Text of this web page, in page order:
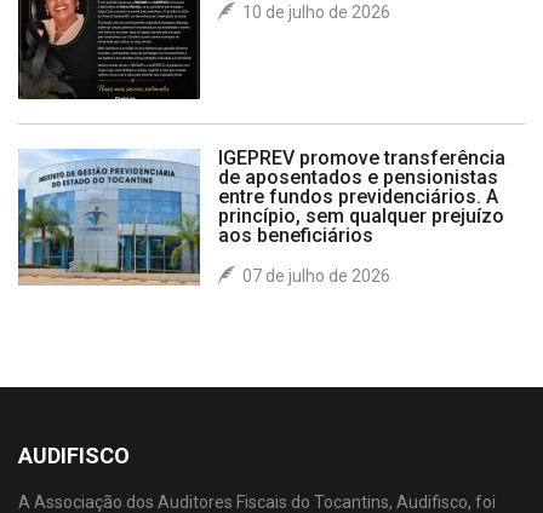
10 de julho de 2026
IGEPREV promove transferência
de aposentados e pensionistas
entre fundos previdenciários. A
princípio, sem qualquer prejuízo
aos beneficiários
07 de julho de 2026
AUDIFISCO
A Associação dos Auditores Fiscais do Tocantins, Audifisco, foi